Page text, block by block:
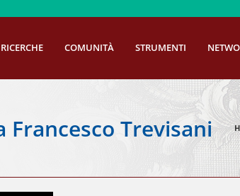
COMUNITÀ STRUMENTI
Trevisani